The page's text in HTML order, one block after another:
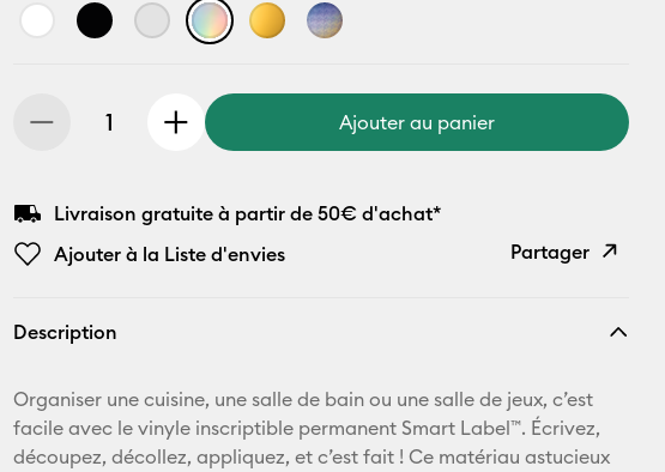
Ajouter au panier
Livraison gratuite à partir de 50€ d'achat*
Ajouter à la Liste d'envies
Partager
E-mail
Pinterest
Description
Organiser une cuisine, une salle de bain ou une salle de jeux, c’est
facile avec le vinyle inscriptible permanent Smart Label™. Écrivez,
découpez, décollez, appliquez, et c’est fait ! Ce matériau astucieux